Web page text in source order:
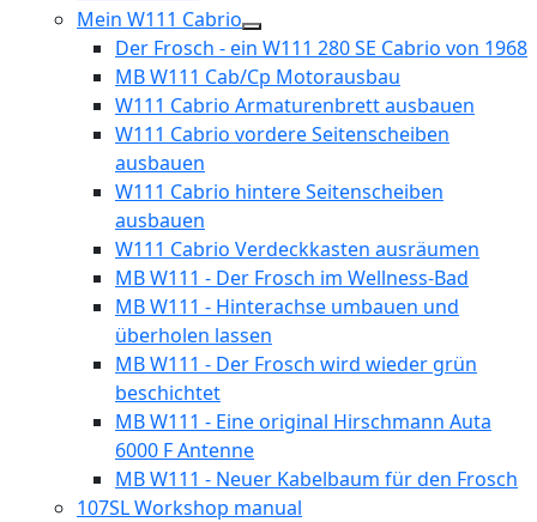
Mein W111 Cabrio
Der Frosch - ein W111 280 SE Cabrio von 1968
MB W111 Cab/Cp Motorausbau
W111 Cabrio Armaturenbrett ausbauen
W111 Cabrio vordere Seitenscheiben
ausbauen
W111 Cabrio hintere Seitenscheiben
ausbauen
W111 Cabrio Verdeckkasten ausräumen
MB W111 - Der Frosch im Wellness-Bad
MB W111 - Hinterachse umbauen und
überholen lassen
MB W111 - Der Frosch wird wieder grün
beschichtet
MB W111 - Eine original Hirschmann Auta
6000 F Antenne
MB W111 - Neuer Kabelbaum für den Frosch
107SL Workshop manual